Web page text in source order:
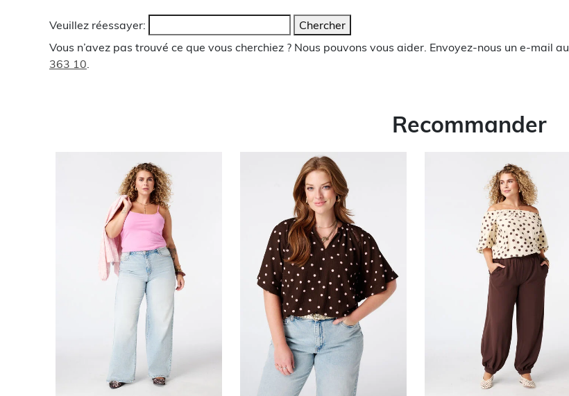
Veuillez réessayer:
Chercher
Vous n’avez pas trouvé ce que vous cherchiez ? Nous pouvons vous aider. Envoyez-nous un e-mail au
363 10
Recommander